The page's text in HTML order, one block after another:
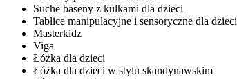
Suche baseny z kulkami dla dzieci
Tablice manipulacyjne i sensoryczne dla dzieci
Masterkidz
Viga
Łóżka dla dzieci
Łóżka dla dzieci w stylu skandynawskim